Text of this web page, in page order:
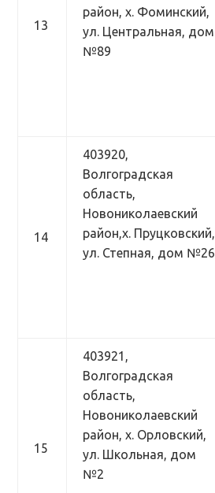
13
район, х. Фоминский,
ул. Центральная, дом
№89
14
403920,
Волгоградская
область,
Новониколаевский
район,х. Пруцковский,
ул. Степная, дом №26
15
403921,
Волгоградская
область,
Новониколаевский
район, х. Орловский,
ул. Школьная, дом
№2